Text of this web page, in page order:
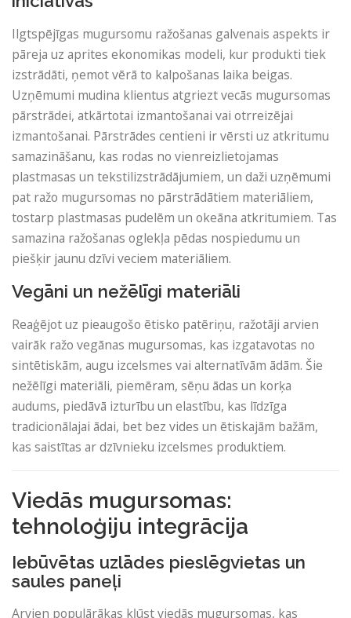
Ilgtspējīgas mugursomu ražošanas galvenais aspekts ir
pāreja uz aprites ekonomikas modeli, kur produkti tiek
izstrādāti, ņemot vērā to kalpošanas laika beigas.
Uzņēmumi mudina klientus atgriezt vecās mugursomas
pārstrādei, atkārtotai izmantošanai vai otrreizējai
izmantošanai. Pārstrādes centieni ir vērsti uz atkritumu
samazināšanu, kas rodas no vienreizlietojamas
plastmasas un tekstilizstrādājumiem, un daži uzņēmumi
pat ražo mugursomas no pārstrādātiem materiāliem,
tostarp plastmasas pudelēm un okeāna atkritumiem. Tas
samazina ražošanas oglekļa pēdas nospiedumu un
piešķir jaunu dzīvi veciem materiāliem.
Vegāni un nežēlīgi materiāli
Reaģējot uz pieaugošo ētisko patēriņu, ražotāji arvien
vairāk ražo vegānas mugursomas, kas izgatavotas no
sintētiskām, augu izcelsmes vai alternatīvām ādām. Šie
nežēlīgi materiāli, piemēram, sēņu ādas un korķa
audums, piedāvā izturību un elastību, kas līdzīga
tradicionālajai ādai, bet bez vides un ētiskajām bažām,
kas saistītas ar dzīvnieku izcelsmes produktiem.
Viedās mugursomas:
tehnoloģiju integrācija
Iebūvētas uzlādes pieslēgvietas un
saules paneļi
Arvien populārākas kļūst viedās mugursomas, kas